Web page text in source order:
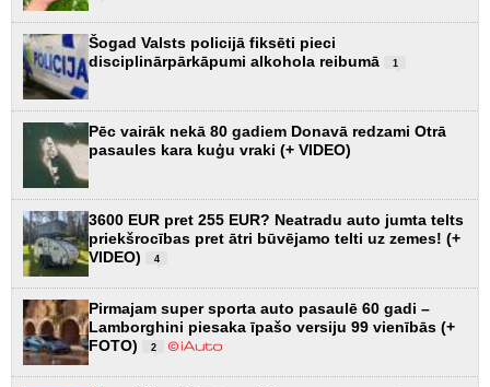
Šogad Valsts policijā fiksēti pieci
disciplinārpārkāpumi alkohola reibumā
1
Pēc vairāk nekā 80 gadiem Donavā redzami Otrā
pasaules kara kuģu vraki (+ VIDEO)
3600 EUR pret 255 EUR? Neatradu auto jumta telts
priekšrocības pret ātri būvējamo telti uz zemes! (+
VIDEO)
4
Pirmajam super sporta auto pasaulē 60 gadi –
Lamborghini piesaka īpašo versiju 99 vienībās (+
FOTO)
2